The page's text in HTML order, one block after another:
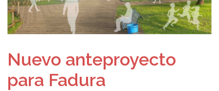
Nuevo anteproyecto
para Fadura